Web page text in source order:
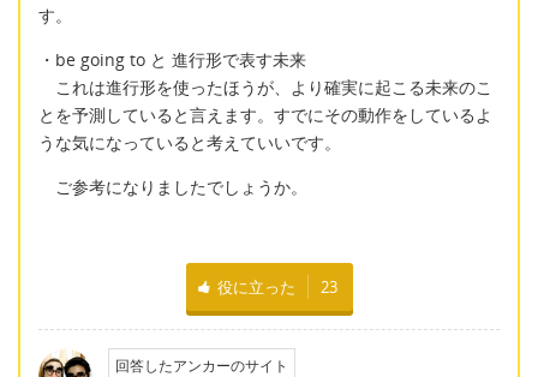
す。
・be going to と 進行形で表す未来
これは進行形を使ったほうが、より確実に起こる未来のこ
とを予測していると言えます。すでにその動作をしているよ
うな気になっていると考えていいです。
ご参考になりましたでしょうか。
役に立った 23
回答したアンカーのサイト